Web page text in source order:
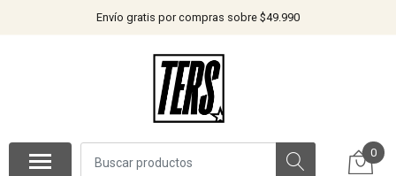
Envío gratis por compras sobre $49.990
0